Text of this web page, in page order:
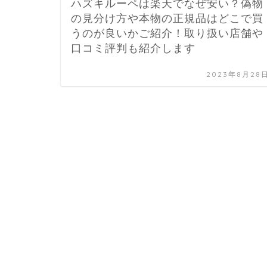
ハズキルーペは楽天でなぜ安い？偽物
の見分け方や本物の正規品はどこで買
うのが良いかご紹介！取り扱い店舗や
口コミ評判も紹介します
2023年8月28